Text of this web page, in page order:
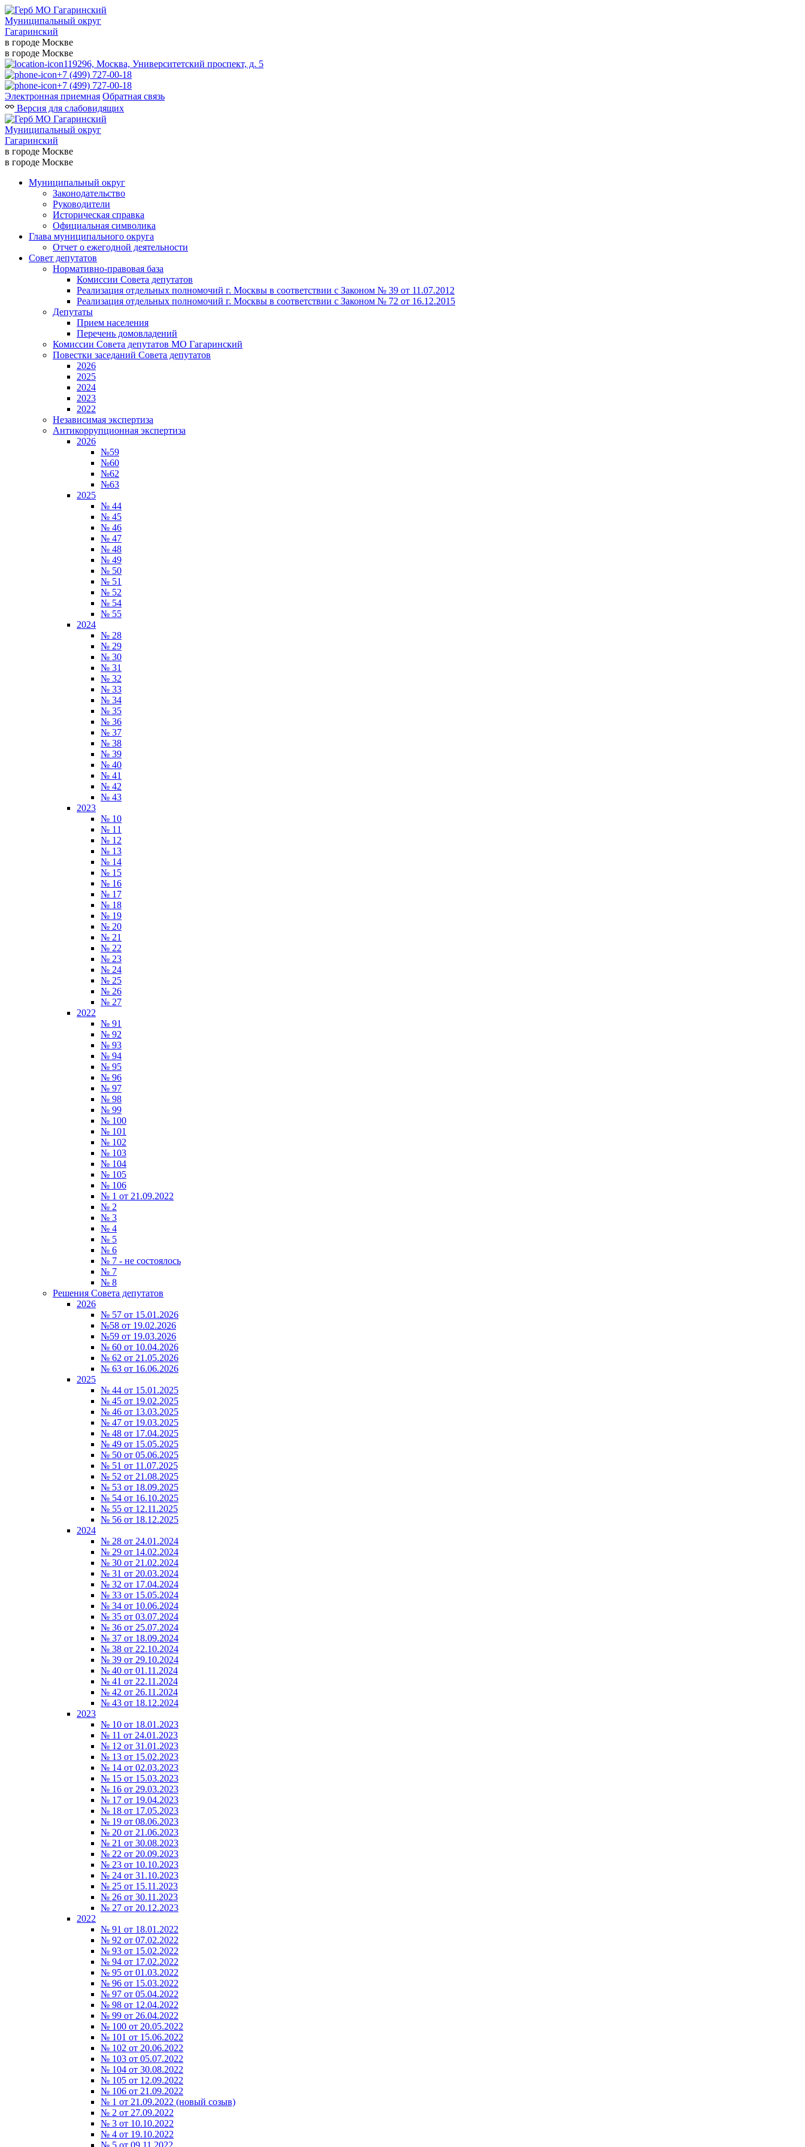
Муниципальный округ
Гагаринский
в городе Москве
в городе Москве
119296, Москва, Университетский проспект, д. 5
+7 (499) 727-00-18
+7 (499) 727-00-18
Электронная приемная Обратная связь
Версия для слабовидящих
Муниципальный округ
Гагаринский
в городе Москве
в городе Москве
Муниципальный округ
Законодательство
Руководители
Историческая справка
Официальная символика
Глава муниципального округа
Отчет о ежегодной деятельности
Совет депутатов
Нормативно-правовая база
Комиссии Совета депутатов
Реализация отдельных полномочий г. Москвы в соответствии с Законом № 39 от 11.07.2012
Реализация отдельных полномочий г. Москвы в соответствии с Законом № 72 от 16.12.2015
Депутаты
Прием населения
Перечень домовладений
Комиссии Совета депутатов МО Гагаринский
Повестки заседаний Совета депутатов
2026
2025
2024
2023
2022
Независимая экспертиза
Антикоррупционная экспертиза
2026
№59
№60
№62
№63
2025
№ 44
№ 45
№ 46
№ 47
№ 48
№ 49
№ 50
№ 51
№ 52
№ 54
№ 55
2024
№ 28
№ 29
№ 30
№ 31
№ 32
№ 33
№ 34
№ 35
№ 36
№ 37
№ 38
№ 39
№ 40
№ 41
№ 42
№ 43
2023
№ 10
№ 11
№ 12
№ 13
№ 14
№ 15
№ 16
№ 17
№ 18
№ 19
№ 20
№ 21
№ 22
№ 23
№ 24
№ 25
№ 26
№ 27
2022
№ 91
№ 92
№ 93
№ 94
№ 95
№ 96
№ 97
№ 98
№ 99
№ 100
№ 101
№ 102
№ 103
№ 104
№ 105
№ 106
№ 1 от 21.09.2022
№ 2
№ 3
№ 4
№ 5
№ 6
№ 7 - не состоялось
№ 7
№ 8
Решения Совета депутатов
2026
№ 57 от 15.01.2026
№58 от 19.02.2026
№59 от 19.03.2026
№ 60 от 10.04.2026
№ 62 от 21.05.2026
№ 63 от 16.06.2026
2025
№ 44 от 15.01.2025
№ 45 от 19.02.2025
№ 46 от 13.03.2025
№ 47 от 19.03.2025
№ 48 от 17.04.2025
№ 49 от 15.05.2025
№ 50 от 05.06.2025
№ 51 от 11.07.2025
№ 52 от 21.08.2025
№ 53 от 18.09.2025
№ 54 от 16.10.2025
№ 55 от 12.11.2025
№ 56 от 18.12.2025
2024
№ 28 от 24.01.2024
№ 29 от 14.02.2024
№ 30 от 21.02.2024
№ 31 от 20.03.2024
№ 32 от 17.04.2024
№ 33 от 15.05.2024
№ 34 от 10.06.2024
№ 35 от 03.07.2024
№ 36 от 25.07.2024
№ 37 от 18.09.2024
№ 38 от 22.10.2024
№ 39 от 29.10.2024
№ 40 от 01.11.2024
№ 41 от 22.11.2024
№ 42 от 26.11.2024
№ 43 от 18.12.2024
2023
№ 10 от 18.01.2023
№ 11 от 24.01.2023
№ 12 от 31.01.2023
№ 13 от 15.02.2023
№ 14 от 02.03.2023
№ 15 от 15.03.2023
№ 16 от 29.03.2023
№ 17 от 19.04.2023
№ 18 от 17.05.2023
№ 19 от 08.06.2023
№ 20 от 21.06.2023
№ 21 от 30.08.2023
№ 22 от 20.09.2023
№ 23 от 10.10.2023
№ 24 от 31.10.2023
№ 25 от 15.11.2023
№ 26 от 30.11.2023
№ 27 от 20.12.2023
2022
№ 91 от 18.01.2022
№ 92 от 07.02.2022
№ 93 от 15.02.2022
№ 94 от 17.02.2022
№ 95 от 01.03.2022
№ 96 от 15.03.2022
№ 97 от 05.04.2022
№ 98 от 12.04.2022
№ 99 от 26.04.2022
№ 100 от 20.05.2022
№ 101 от 15.06.2022
№ 102 от 20.06.2022
№ 103 от 05.07.2022
№ 104 от 30.08.2022
№ 105 от 12.09.2022
№ 106 от 21.09.2022
№ 1 от 21.09.2022 (новый созыв)
№ 2 от 27.09.2022
№ 3 от 10.10.2022
№ 4 от 19.10.2022
№ 5 от 09.11.2022